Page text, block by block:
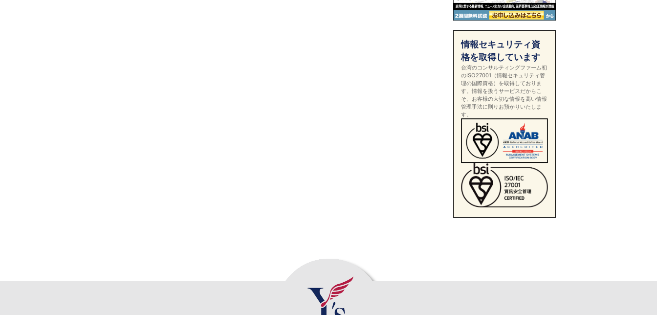
情報セキュリティ資
格を取得しています
台湾のコンサルティングファーム初
のISO27001（情報セキュリティ管
理の国際資格）を取得しておりま
す。情報を扱うサービスだからこ
そ、お客様の大切な情報を高い情報
管理手法に則りお預かりいたしま
す。